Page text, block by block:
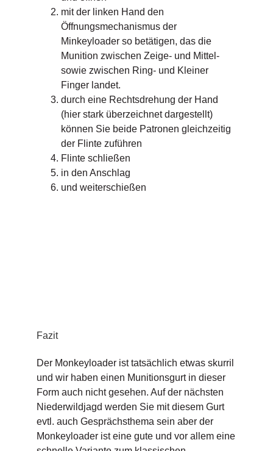
mit der linken Hand den
Öffnungsmechanismus der
Minkeyloader so betätigen, das die
Munition zwischen Zeige- und Mittel-
sowie zwischen Ring- und Kleiner
Finger landet.
durch eine Rechtsdrehung der Hand
(hier stark überzeichnet dargestellt)
können Sie beide Patronen gleichzeitig
der Flinte zuführen
Flinte schließen
in den Anschlag
und weiterschießen
Fazit
Der Monkeyloader ist tatsächlich etwas skurril
und wir haben einen Munitionsgurt in dieser
Form auch nicht gesehen. Auf der nächsten
Niederwildjagd werden Sie mit diesem Gurt
evtl. auch Gesprächsthema sein aber der
Monkeyloader ist eine gute und vor allem eine